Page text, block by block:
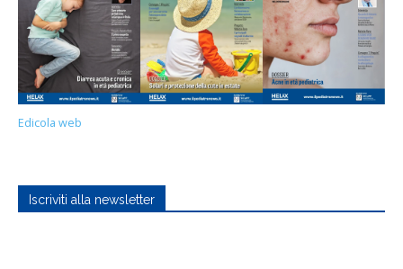
Edicola web
Iscriviti alla newsletter